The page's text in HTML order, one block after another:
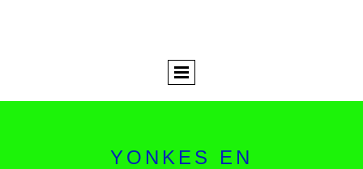
YONKES EN